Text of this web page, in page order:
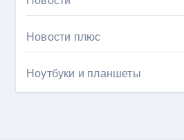
Новости плюс
Ноутбуки и планшеты